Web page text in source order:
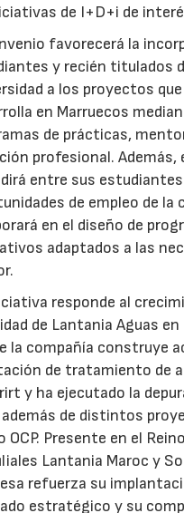
de I+D+i de
favorecerá la
y recién titulados
a los proyectos
en Marruecos
de prácticas,
profesional. Además,
entre sus
de empleo de la
en el diseño de
adaptados a las
responde al
de Lantania Aguas en
la compañía construye
de tratamiento de
y ha ejecutado la
además de distintos
OCP. Presente en el
Lantania Maroc y
refuerza su
estratégico y su